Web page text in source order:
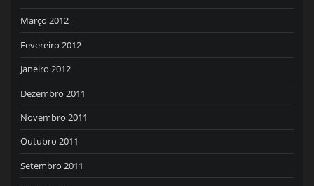
Março 2012
Fevereiro 2012
Janeiro 2012
Dezembro 2011
Novembro 2011
Outubro 2011
Setembro 2011